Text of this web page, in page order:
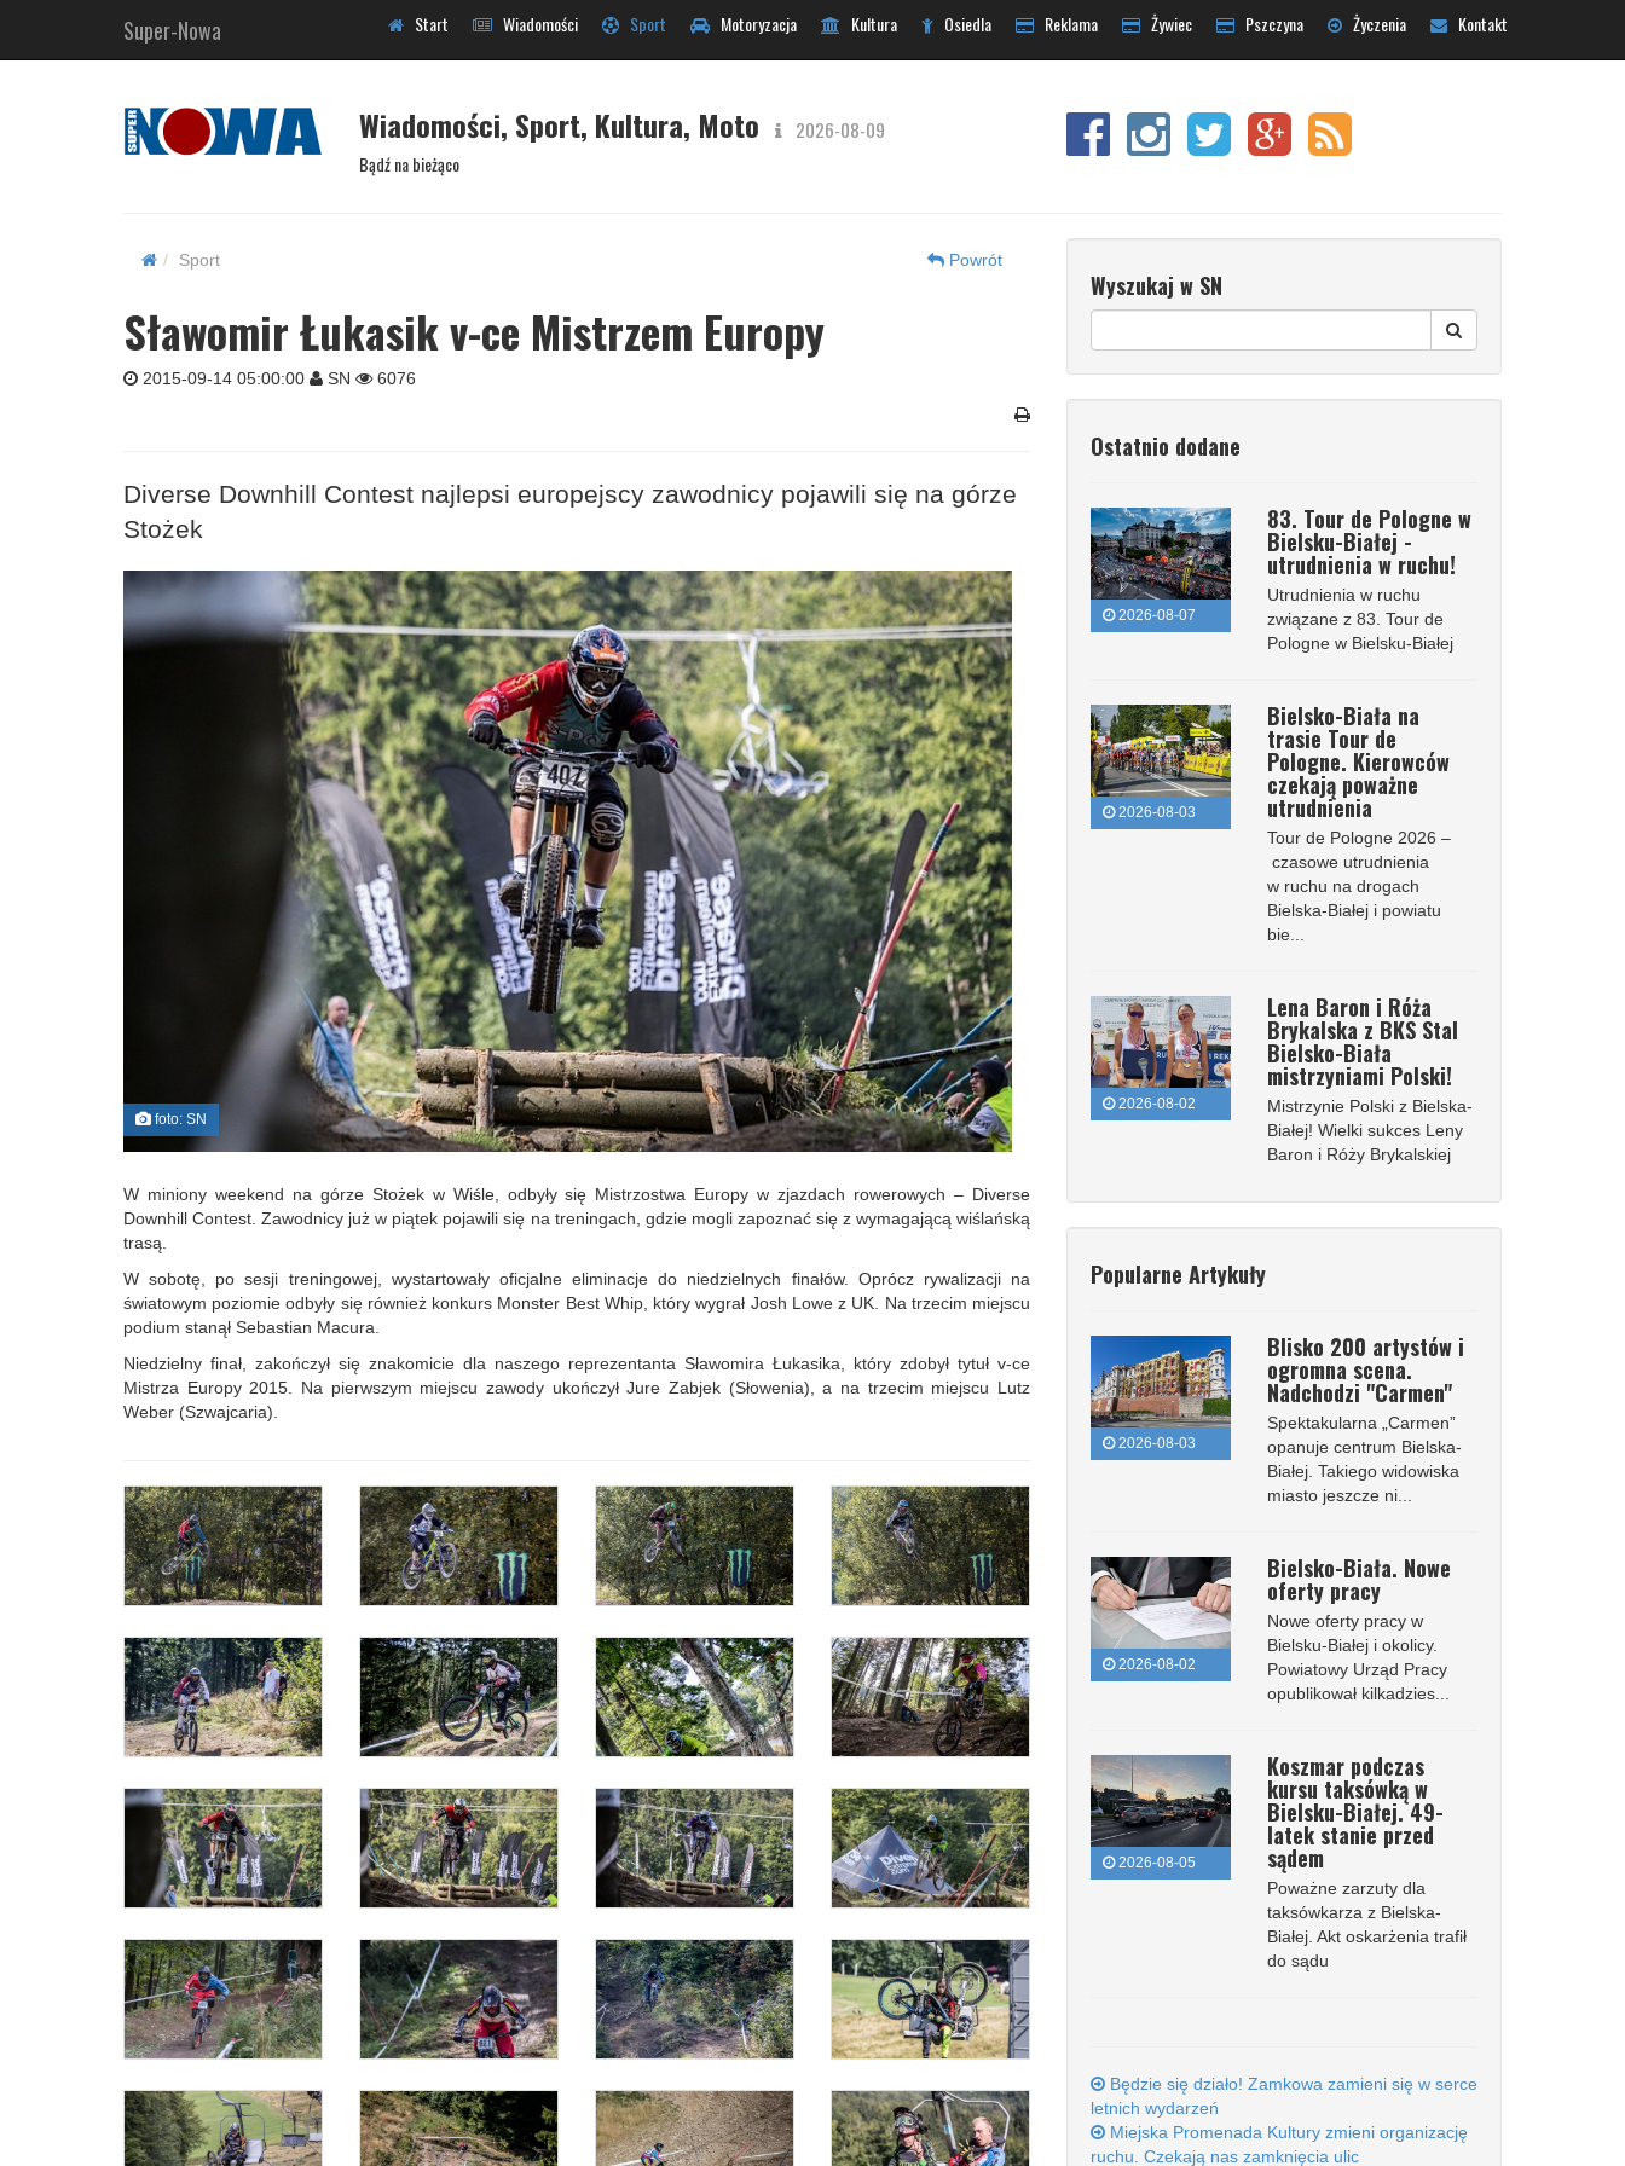
Super-Nowa Start Wiadomości Sport Motoryzacja Kultura Osiedla Reklama Żywiec Pszczyna Życzenia Kontakt
Wiadomości, Sport, Kultura, Moto 2026-08-09
Bądź na bieżąco
Sport Powrót
Sławomir Łukasik v-ce Mistrzem Europy
2015-09-14 05:00:00 SN 6076
Diverse Downhill Contest najlepsi europejscy zawodnicy pojawili się na górze
Stożek
foto: SN
W miniony weekend na górze Stożek w Wiśle, odbyły się Mistrzostwa Europy w zjazdach rowerowych – Diverse
Downhill Contest. Zawodnicy już w piątek pojawili się na treningach, gdzie mogli zapoznać się z wymagającą wiślańską
trasą.
W sobotę, po sesji treningowej, wystartowały oficjalne eliminacje do niedzielnych finałów. Oprócz rywalizacji na
światowym poziomie odbyły się również konkurs Monster Best Whip, który wygrał Josh Lowe z UK. Na trzecim miejscu
podium stanął Sebastian Macura.
Niedzielny finał, zakończył się znakomicie dla naszego reprezentanta Sławomira Łukasika, który zdobył tytuł v-ce
Mistrza Europy 2015. Na pierwszym miejscu zawody ukończył Jure Zabjek (Słowenia), a na trzecim miejscu Lutz
Weber (Szwajcaria).
Wyszukaj w SN
Ostatnio dodane
2026-08-07
83. Tour de Pologne w
Bielsku-Białej -
utrudnienia w ruchu!
Utrudnienia w ruchu
związane z 83. Tour de
Pologne w Bielsku-Białej
2026-08-03
Bielsko-Biała na
trasie Tour de
Pologne. Kierowców
czekają poważne
utrudnienia
Tour de Pologne 2026 –
czasowe utrudnienia
w ruchu na drogach
Bielska-Białej i powiatu
bie...
2026-08-02
Lena Baron i Róża
Brykalska z BKS Stal
Bielsko-Biała
mistrzyniami Polski!
Mistrzynie Polski z Bielska-
Białej! Wielki sukces Leny
Baron i Róży Brykalskiej
Popularne Artykuły
2026-08-03
Blisko 200 artystów i
ogromna scena.
Nadchodzi "Carmen"
Spektakularna „Carmen”
opanuje centrum Bielska-
Białej. Takiego widowiska
miasto jeszcze ni...
2026-08-02
Bielsko-Biała. Nowe
oferty pracy
Nowe oferty pracy w
Bielsku-Białej i okolicy.
Powiatowy Urząd Pracy
opublikował kilkadzies...
2026-08-05
Koszmar podczas
kursu taksówką w
Bielsku-Białej. 49-
latek stanie przed
sądem
Poważne zarzuty dla
taksówkarza z Bielska-
Białej. Akt oskarżenia trafił
do sądu
Będzie się działo! Zamkowa zamieni się w serce
letnich wydarzeń
Miejska Promenada Kultury zmieni organizację
ruchu. Czekają nas zamknięcia ulic